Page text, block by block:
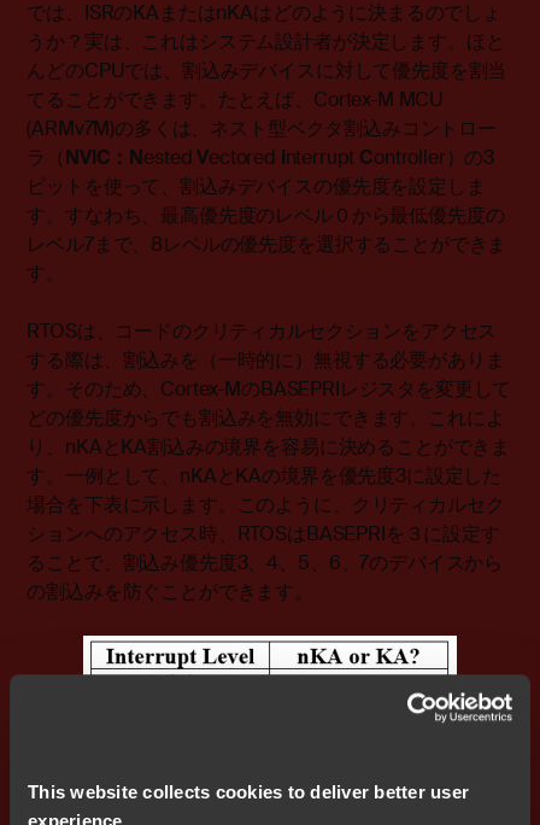
This website collects cookies to deliver better user
では、ISRのKAまたはnKAはどのように決まるのでしょ
うか？実は、これはシステム設計者が決定します。ほと
んどのCPUでは、割込みデバイスに対して優先度を割当
てることができます。たとえば、Cortex-M MCU
(ARMv7M)の多くは、ネスト型ベクタ割込みコントロー
ラ（NVIC：NestedVectored Interrupt Controller）の3
ビットを使って、割込みデバイスの優先度を設定しま
す。すなわち、最高優先度のレベル０から最低優先度の
レベル7まで、8レベルの優先度を選択することができま
す。
RTOSは、コードのクリティカルセクションをアクセス
する際は、割込みを（一時的に）無視する必要がありま
す。そのため、Cortex-MのBASEPRIレジスタを変更して
どの優先度からでも割込みを無効にできます。これによ
り、nKAとKA割込みの境界を容易に決めることができま
す。一例として、nKAとKAの境界を優先度3に設定した
場合を下表に示します。このように、クリティカルセク
ションへのアクセス時、RTOSはBASEPRIを３に設定す
ることで、割込み優先度3、4、5、6、7のデバイスから
の割込みを防ぐことができます。